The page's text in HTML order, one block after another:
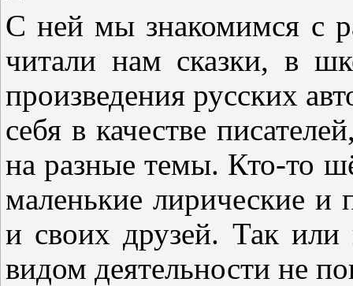
С ней мы знакомимся с
читали нам сказки, в
произведения русских
себя в качестве
на разные темы. Кто-то
маленькие лирические и
и своих друзей. Так
видом деятельности не